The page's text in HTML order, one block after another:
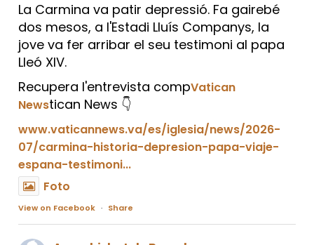
La Carmina va patir depressió. Fa gairebé
dos mesos, a l'Estadi Lluís Companys, la
jove va fer arribar el seu testimoni al papa
Lleó XIV.
Recupera l'entrevista compVatican
Newstican News 👇
www.vaticannews.va/es/iglesia/news/2026-
07/carmina-historia-depresion-papa-viaje-
espana-testimoni...
Foto
View on Facebook · Share